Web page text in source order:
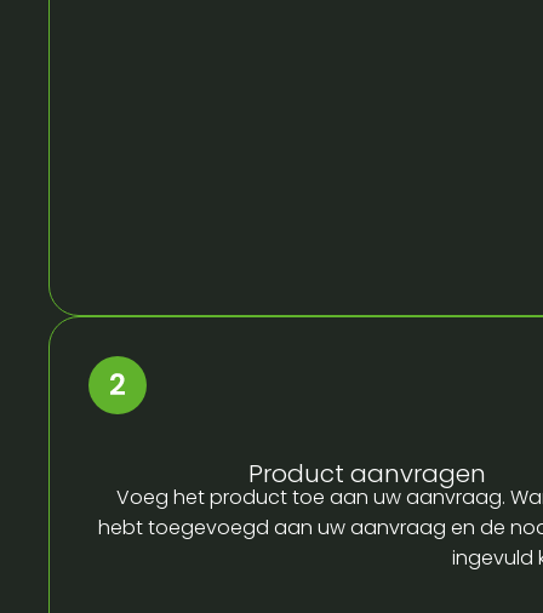
Product aanvragen
Voeg het product toe aan uw aanvraag.
hebt toegevoegd aan uw aanvraag en de
ingevuld